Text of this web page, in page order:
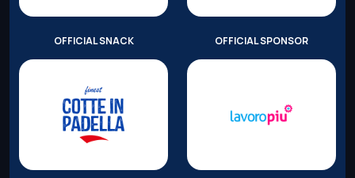
OFFICIAL SNACK OFFICIAL SPONSOR